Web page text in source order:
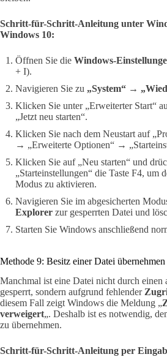
Schritt-für-Schritt-Anleitung unter
Windows 10:
Öffnen Sie die Windows-
+ I).
Navigieren Sie zu „System“ →
Klicken Sie unter „Erweiterter Start“
„Jetzt neu starten“.
Klicken Sie nach dem Neustart auf
→ „Erweiterte Optionen“ →
Klicken Sie auf „Neu starten“ und
„Starteinstellungen“ die Taste F4, um
Modus zu aktivieren.
Navigieren Sie im abgesicherten
Explorer zur gesperrten Datei und
Starten Sie Windows anschließend
Methode 9: Besitz einer Datei
Manchmal ist eine Datei nicht durch einen
gesperrt, sondern aufgrund fehlender
diesem Fall zeigt Windows die Meldung „
verweigert„. Deshalb ist es notwendig,
zu übernehmen.
Schritt-für-Schritt-Anleitung per